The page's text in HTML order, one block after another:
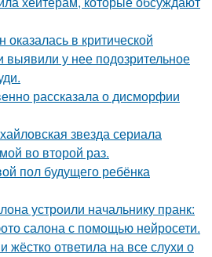
в критической
выявили у нее подозрительное
рассказала о дисморфии
звезда сериала
во второй раз.
пол будущего ребёнка
устроили начальнику пранк:
салона с помощью нейросети.
жёстко ответила на все слухи о